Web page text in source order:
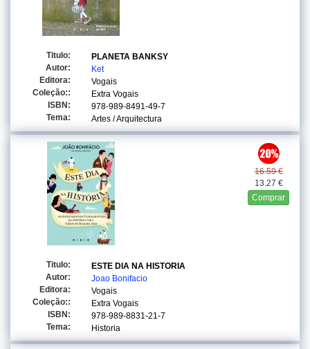
Titulo:
PLANETA BANKSY
Autor:
Ket
Editora:
Vogais
Coleção::
Extra Vogais
ISBN:
978-989-8491-49-7
Tema:
Artes / Arquitectura
16.59 €
13.27 €
Comprar
Titulo:
ESTE DIA NA HISTORIA
Autor:
Joao Bonifacio
Editora:
Vogais
Coleção::
Extra Vogais
ISBN:
978-989-8831-21-7
Tema:
Historia